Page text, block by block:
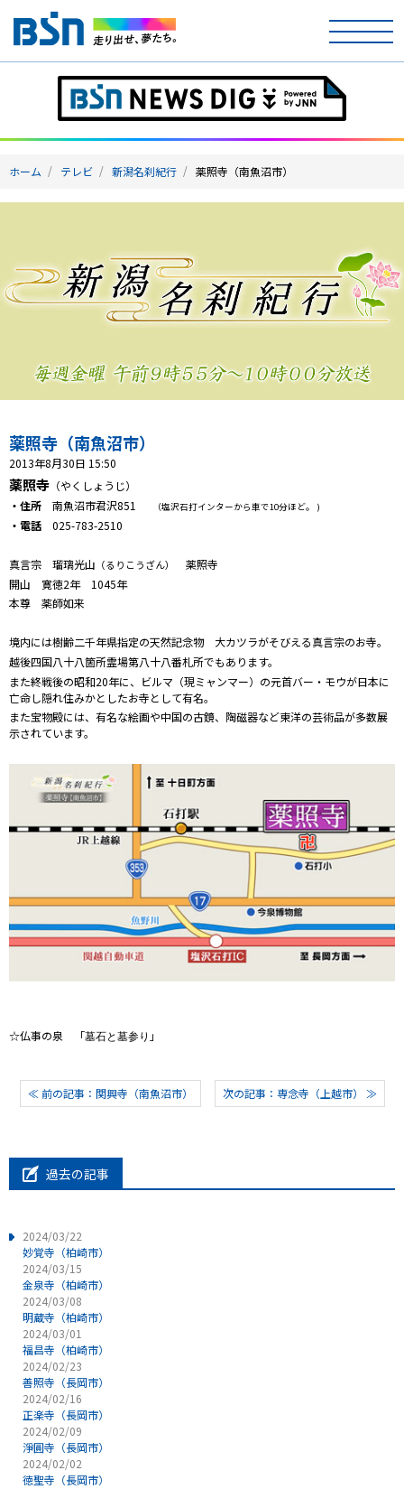
ホーム
テレビ
ラジオ
イベント
ニュース
天気
プレゼント
コンテンツ・アプリ
キッズ
Well-being
ショッピング
会社概要・ビジョン
ホーム テレビ 新潟名刹紀行 薬照寺（南魚沼市）
薬照寺（南魚沼市）
2013年8月30日 15:50
薬照寺 （やくしょうじ）
・住所 南魚沼市君沢851 （塩沢石打インターから車で10分ほど。 )
・電話 025-783-2510
真言宗 瑠璃光山 （るりこうざん）
薬照寺
開山 寛徳2年 1045年
本尊 薬師如来
境内には樹齢二千年県指定の天然記念物 大カツラがそびえる真言宗のお寺。
越後四国八十八箇所霊場第八十八番札所でもあります。
また終戦後の昭和20年に、ビルマ（現ミャンマー）の元首バー・モウが日本に
亡命し隠れ住みかとしたお寺として有名。
また宝物殿には、有名な絵画や中国の古鏡、陶磁器など東洋の芸術品が多数展
示されています。
☆仏事の泉 「墓石と墓参り 」
≪ 前の記事：関興寺（南魚沼市） 次の記事：専念寺（上越市） ≫
過去の記事
2024/03/22
妙覚寺（柏崎市）
2024/03/15
金泉寺（柏崎市）
2024/03/08
明蔵寺（柏崎市）
2024/03/01
福昌寺（柏崎市）
2024/02/23
善照寺（長岡市）
2024/02/16
正楽寺（長岡市）
2024/02/09
淨圓寺（長岡市）
2024/02/02
徳聖寺（長岡市）